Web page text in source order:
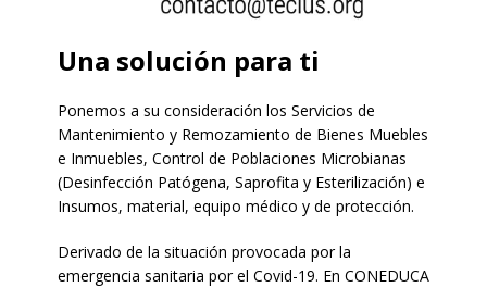
Una solución para ti
Ponemos a su consideración los Servicios de
Mantenimiento y Remozamiento de Bienes Muebles
e Inmuebles, Control de Poblaciones Microbianas
(Desinfección Patógena, Saprofita y Esterilización) e
Insumos, material, equipo médico y de protección.
Derivado de la situación provocada por la
emergencia sanitaria por el Covid-19. En CONEDUCA